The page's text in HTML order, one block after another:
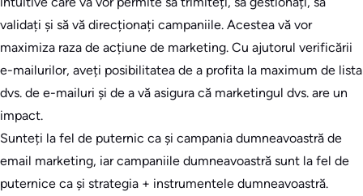
validați și să vă direcționați campaniile. Acestea vă vor
maximiza raza de acțiune de marketing. Cu ajutorul verificării
e-mailurilor, aveți posibilitatea de a profita la maximum de lista
dvs. de e-mailuri și de a vă asigura că marketingul dvs. are un
impact.
Sunteți la fel de puternic ca și campania dumneavoastră de
email marketing, iar campaniile dumneavoastră sunt la fel de
puternice ca și strategia + instrumentele dumneavoastră.